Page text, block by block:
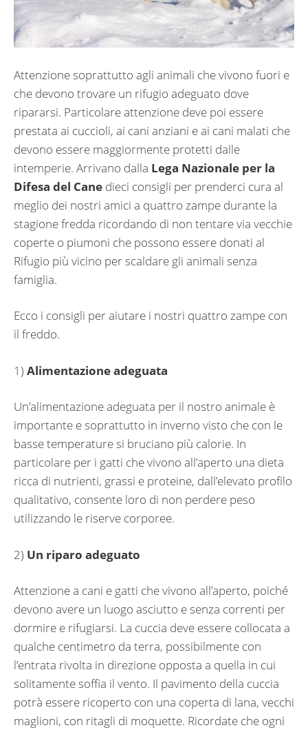
Attenzione soprattutto agli animali che vivono fuori e
che devono trovare un rifugio adeguato dove
ripararsi. Particolare attenzione deve poi essere
prestata ai cuccioli, ai cani anziani e ai cani malati che
devono essere maggiormente protetti dalle
intemperie. Arrivano dalla Lega Nazionale per la
Difesa del Cane dieci consigli per prenderci cura al
meglio dei nostri amici a quattro zampe durante la
stagione fredda ricordando di non tentare via vecchie
coperte o piumoni che possono essere donati al
Rifugio più vicino per scaldare gli animali senza
famiglia.
Ecco i consigli per aiutare i nostri quattro zampe con
il freddo.
1) Alimentazione adeguata
Un’alimentazione adeguata per il nostro animale è
importante e soprattutto in inverno visto che con le
basse temperature si bruciano più calorie. In
particolare per i gatti che vivono all’aperto una dieta
ricca di nutrienti, grassi e proteine, dall’elevato profilo
qualitativo, consente loro di non perdere peso
utilizzando le riserve corporee.
2) Un riparo adeguato
Attenzione a cani e gatti che vivono all’aperto, poiché
devono avere un luogo asciutto e senza correnti per
dormire e rifugiarsi. La cuccia deve essere collocata a
qualche centimetro da terra, possibilmente con
l’entrata rivolta in direzione opposta a quella in cui
solitamente soffia il vento. Il pavimento della cuccia
potrà essere ricoperto con una coperta di lana, vecchi
maglioni, con ritagli di moquette. Ricordate che ogni